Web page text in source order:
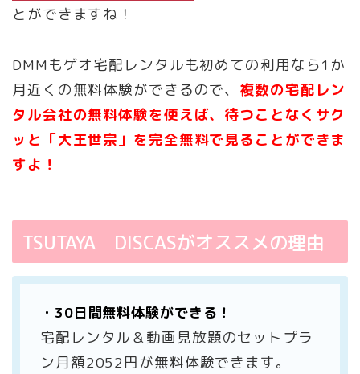
とができますね！
DMMもゲオ宅配レンタルも初めての利用なら1か
月近くの無料体験ができるので、 複数の宅配レン
タル会社の無料体験を使えば、待つことなくサク
ッと「大王世宗」を完全無料で見ることができま
すよ！
TSUTAYA DISCASがオススメの理由
・30日間無料体験ができる！
宅配レンタル＆動画見放題のセットプラ
ン月額2052円が無料体験できます。